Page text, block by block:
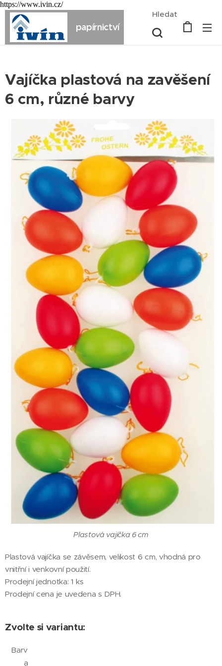
https://www.ivin.cz/
papírnictví
Hledat
Vajíčka plastová na zavěšení
6 cm, různé barvy
Plastová vajíčka 6 cm
Plastová vajíčka se závěsem, velikost 6 cm, vhodná pro
vnitřní i venkovní použití.
Prodejní jednotka: 1 ks
Prodejní cena je uvedena s DPH.
Zvolte si variantu:
Barv
a